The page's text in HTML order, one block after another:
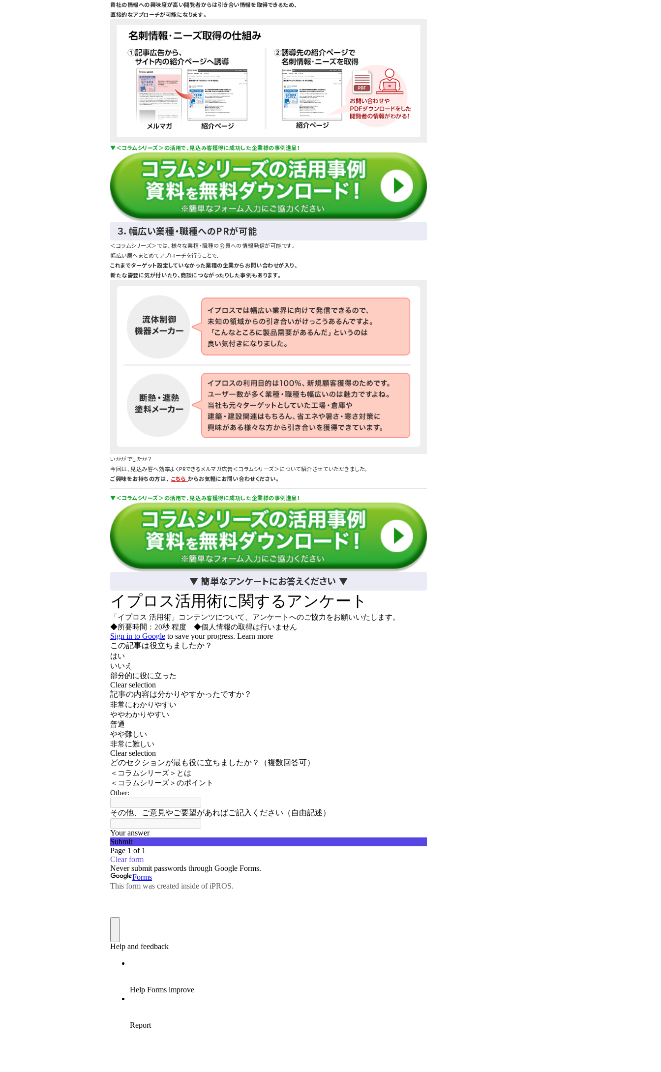
貴社の情報への興味度が高い閲覧者からは引き合い情報を取得できるため、
直接的なアプローチが可能になります。
▼＜コラムシリーズ＞の活用で、見込み客獲得に成功した企業様の事例進呈！
３．幅広い業種・職種へのPRが可能
＜コラムシリーズ＞では、様々な業種・職種の会員への情報発信が可能です。
幅広い層へまとめてアプローチを行うことで、
これまでターゲット設定していなかった業種の企業からお問い合わせが入り、
新たな需要に気が付いたり、商談につながったりした事例もあります。
いかがでしたか？
今回は、見込み客へ効率よくPRできるメルマガ広告＜コラムシリーズ＞について紹介させていただきました。
ご興味をお持ちの方は、 こちら からお気軽にお問い合わせください。
▼＜コラムシリーズ＞の活用で、見込み客獲得に成功した企業様の事例進呈！
▼ 簡単なアンケートにお答えください ▼